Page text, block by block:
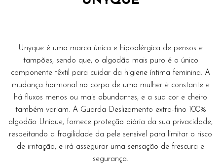
Unyque é uma marca única e hipoalérgica de pensos e
tampões, sendo que, o algodão mais puro é o único
componente têxtil para cuidar da higiene íntima feminina. A
mudança hormonal no corpo de uma mulher é constante e
há fluxos menos ou mais abundantes, e a sua cor e cheiro
também variam. A Guarda Deslizamento extra-fino 100%
algodão Unique, fornece proteção diária da sua privacidade,
respeitando a fragilidade da pele sensível para limitar o risco
de irritação, e irá assegurar uma sensação de frescura e
segurança.